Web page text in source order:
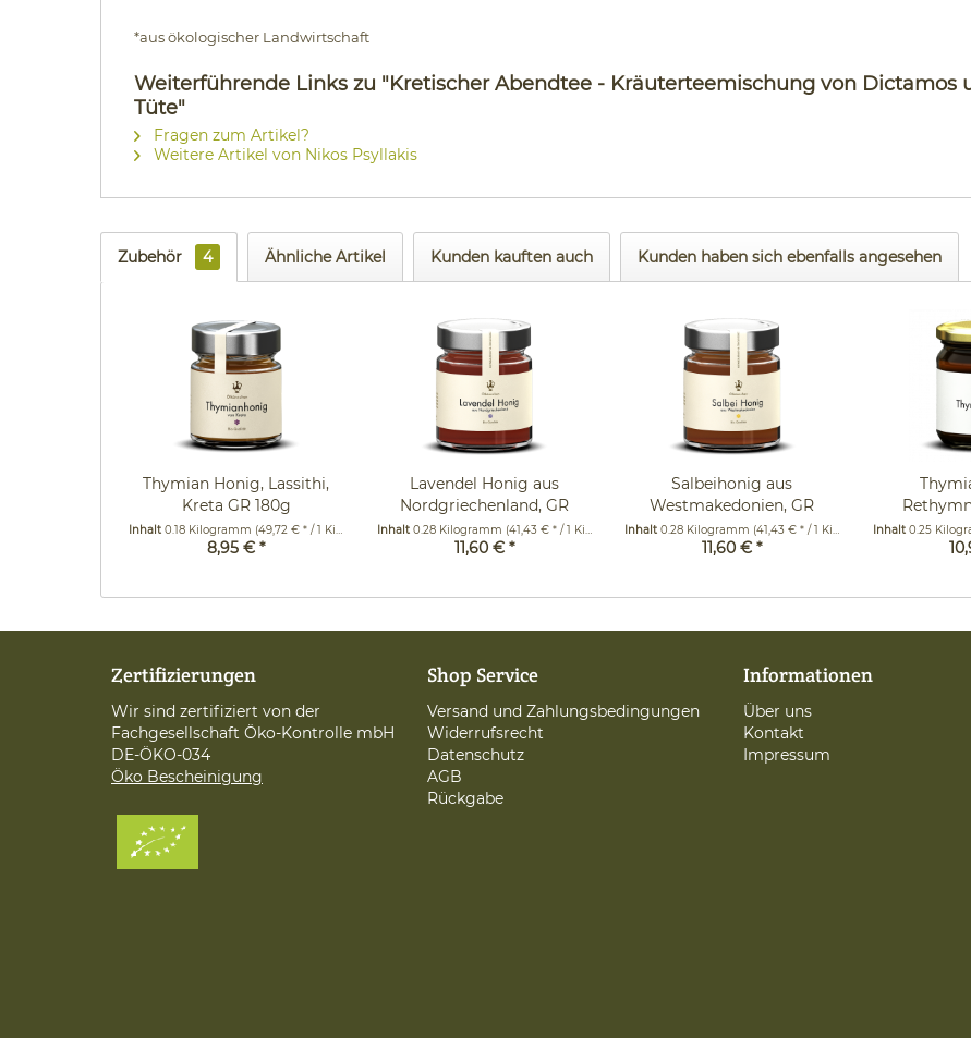
*aus ökologischer Landwirtschaft
Weiterführende Links zu "Kretischer Abendtee - Kräuterteemischung von Dictamos
Tüte"
Fragen zum Artikel?
Weitere Artikel von Nikos Psyllakis
Zubehör 4 Ähnliche Artikel Kunden kauften auch Kunden haben sich ebenfalls angesehen
Thymian Honig, Lassithi,
Kreta GR 180g
Inhalt 0.18 Kilogramm (49,72 € * / 1 Kilogramm)
8,95 € *
Lavendel Honig aus
Nordgriechenland, GR
280g
Inhalt 0.28 Kilogramm (41,43 € * / 1 Kilogramm)
11,60 € *
Salbeihonig aus
Westmakedonien, GR
280g
Inhalt0.28 Kilogramm (41,43 € * / 1 Kilogramm)
11,60 € *
Inhalt 0.25
Zertifizierungen
Wir sind zertifiziert von der
Fachgesellschaft Öko-Kontrolle mbH
DE-ÖKO-034
Öko Bescheinigung
Shop Service
Versand und Zahlungsbedingungen
Widerrufsrecht
Datenschutz
AGB
Rückgabe
Informationen
Über uns
Kontakt
Impressum